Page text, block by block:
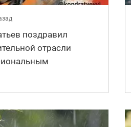
поздравил
отрасли